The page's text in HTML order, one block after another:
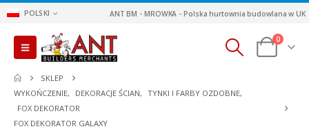
POLSKI ANT BM - MROWKA - Polska hurtownia budowlana w UK
0
SKLEP
WYKOŃCZENIE, DEKORACJE ŚCIAN, TYNKI I FARBY OZDOBNE,
FOX DEKORATOR
FOX DEKORATOR GALAXY